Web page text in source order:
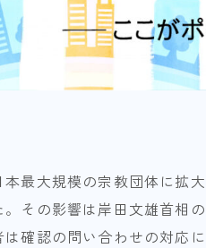
最大規模の宗教団体に拡
その影響は岸田文雄首相
確認の問い合わせの対応